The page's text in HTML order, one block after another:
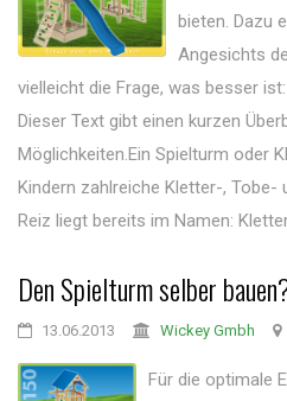
bieten. Dazu
Angesichts
vielleicht die Frage, was besser
Dieser Text gibt einen kurzen
Möglichkeiten.Ein Spielturm oder
Kindern zahlreiche Kletter-, Tobe-
Reiz liegt bereits im Namen:
Den Spielturm selber
13.06.2013 Wickey Gmbh
Für die optimale